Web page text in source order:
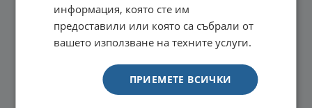
информация, която сте им
предоставили или която са събрали от
вашето използване на техните услуги.
ПРИЕМЕТЕ ВСИЧКИ